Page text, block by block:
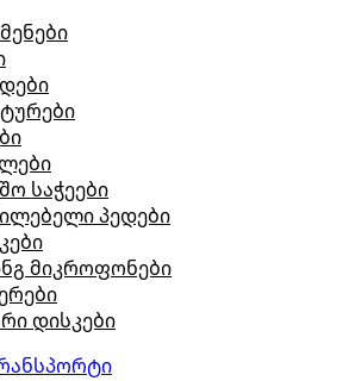
საჭეები
პედები
მიკროფონები
დისკები